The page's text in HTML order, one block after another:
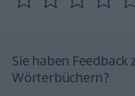
Sie haben Feedback
Wörterbüchern?